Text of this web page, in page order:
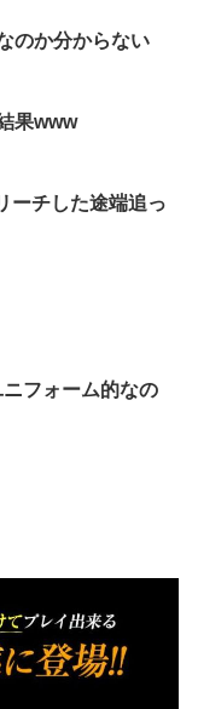
のか分からない
果www
ーチした途端追っ
フォーム的なの